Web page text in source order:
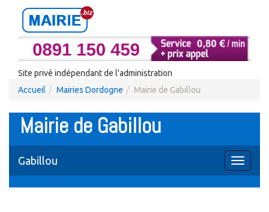
Site privé indépendant de l'administration
Accueil
Mairies Dordogne Mairie de Gabillou
Mairie de Gabillou
Toggle
Gabillou